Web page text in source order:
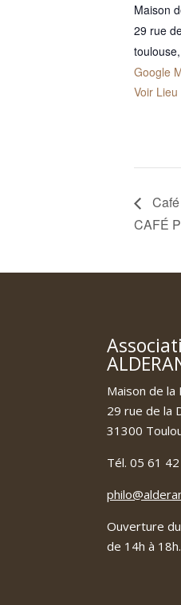
Maison
29 rue
toulouse,
Google
Voir
CAFÉ
Maison de la
29 rue de la
31300
Tél. 05 61
Ouverture
de 14h à 18h.